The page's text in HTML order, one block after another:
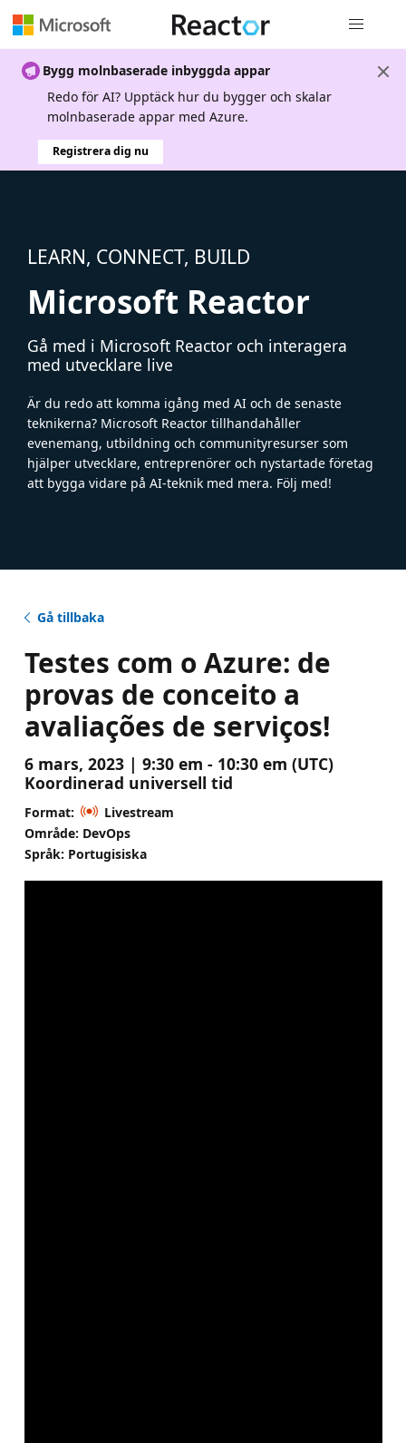
Bygg molnbaserade inbyggda appar
Redo för AI? Upptäck hur du bygger och skalar
molnbaserade appar med Azure.
Registrera dig nu
LEARN, CONNECT, BUILD
Microsoft Reactor
Gå med i Microsoft Reactor och interagera
med utvecklare live
Är du redo att komma igång med AI och de senaste
teknikerna? Microsoft Reactor tillhandahåller
evenemang, utbildning och communityresurser som
hjälper utvecklare, entreprenörer och nystartade företag
att bygga vidare på AI-teknik med mera. Följ med!
Gå tillbaka
Testes com o Azure: de
provas de conceito a
avaliações de serviços!
6 mars, 2023 | 9:30 em - 10:30 em (UTC)
Koordinerad universell tid
Format:
Livestream
Område: DevOps
Språk: Portugisiska